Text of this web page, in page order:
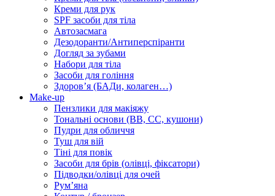
Креми для рук
SPF засоби для тіла
Автозасмага
Дезодоранти/Антиперспіранти
Догляд за зубами
Набори для тіла
Засоби для гоління
Здоровʼя (БАДи, колаген…)
Make-up
Пензлики для макіяжу
Тональні основи (BB, CC, кушони)
Пудри для обличчя
Туш для вій
Тіні для повік
Засоби для брів (олівці, фіксатори)
Підводки/олівці для очей
Румʼяна